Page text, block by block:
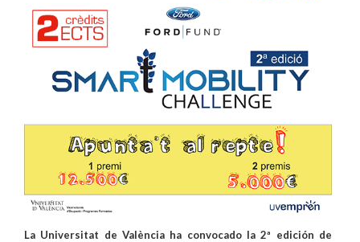
La Universitat de València ha convocado la 2ª edición de